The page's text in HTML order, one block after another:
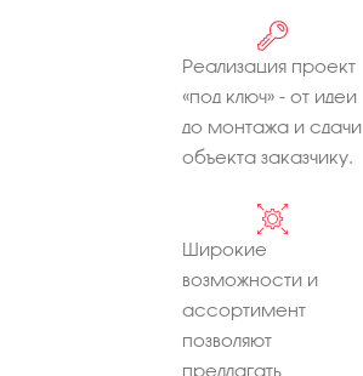
Реализация проект
«под ключ» - от идеи
до монтажа и сдачи
объекта заказчику.
Широкие
возможности и
ассортимент
позволяют
предлагать